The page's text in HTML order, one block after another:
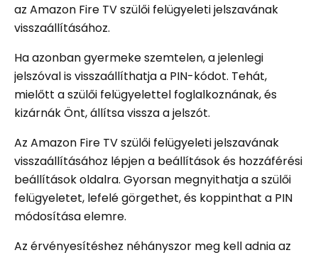
az Amazon Fire TV szülői felügyeleti jelszavának
visszaállításához.
Ha azonban gyermeke szemtelen, a jelenlegi
jelszóval is visszaállíthatja a PIN-kódot. Tehát,
mielőtt a szülői felügyelettel foglalkoznának, és
kizárnák Önt, állítsa vissza a jelszót.
Az Amazon Fire TV szülői felügyeleti jelszavának
visszaállításához lépjen a beállítások és hozzáférési
beállítások oldalra. Gyorsan megnyithatja a szülői
felügyeletet, lefelé görgethet, és koppinthat a PIN
módosítása elemre.
Az érvényesítéshez néhányszor meg kell adnia az